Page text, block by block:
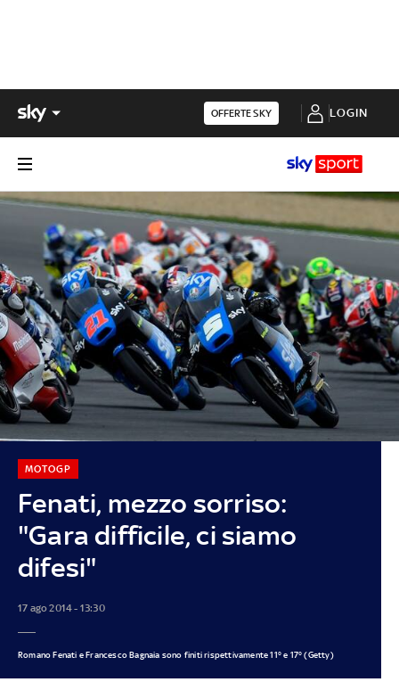
OFFERTE SKY LOGIN
Fenati, mezzo sorriso:
"Gara difficile, ci siamo
difesi"
MOTOGP
17 ago 2014 - 13:30
Romano Fenati e Francesco Bagnaia sono finiti rispettivamente 11° e 17° (Getty)